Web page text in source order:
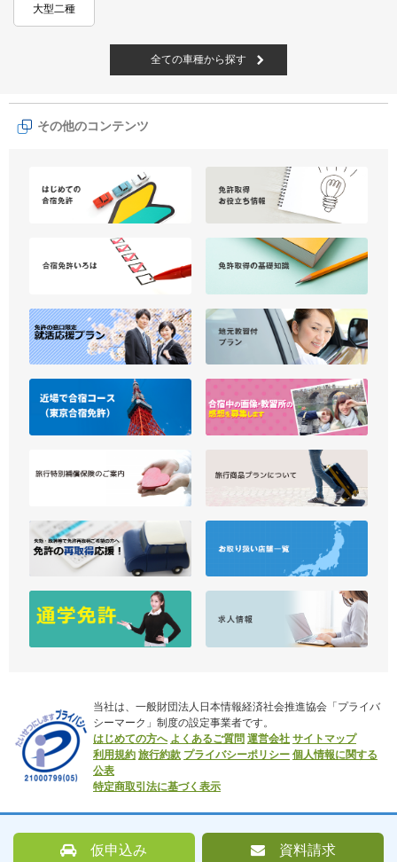
大型二種
全ての車種から探す
その他のコンテンツ
当社は、一般財団法人日本情報経済社会推進協会「プライバ
シーマーク」制度の設定事業者です。
はじめての方へ よくあるご質問 運営会社サイトマップ
利用規約旅行約款 プライバシーポリシー個人情報に関する
公表
特定商取引法に基づく表示
仮申込み 資料請求